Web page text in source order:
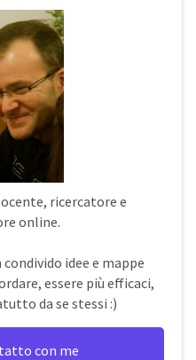
ricercatore e
online.
condivido idee e mappe
essere più efficaci,
da se stessi :)
con me